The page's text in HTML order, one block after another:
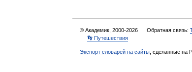
© Академик, 2000-2026 Обратная связь:
👣 Путешествия
Экспорт словарей на сайты , сделанные на